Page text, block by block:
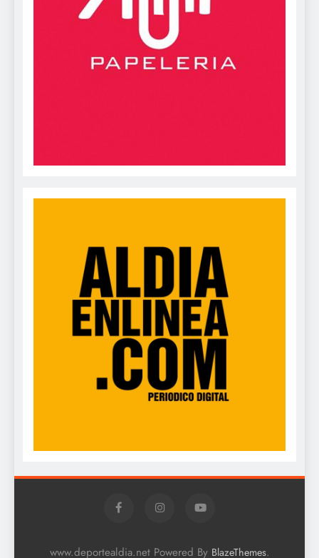
www.deportealdia.net Powered By BlazeThemes.